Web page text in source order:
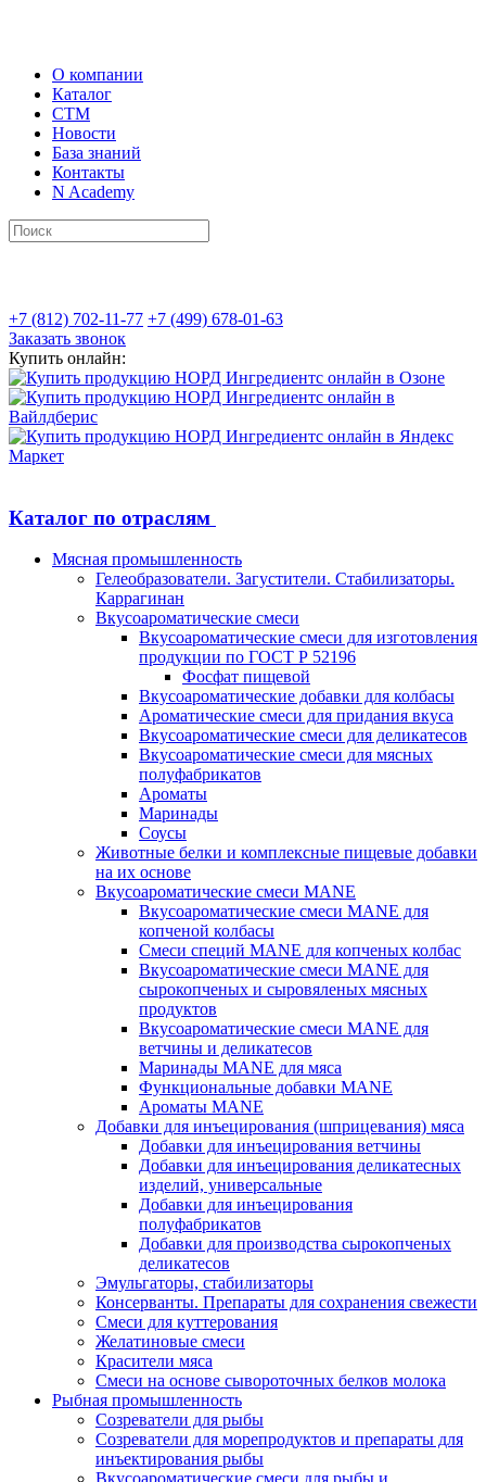
О компании
Каталог
СТМ
Новости
База знаний
Контакты
N Academy
+7 (812) 702-11-77 +7 (499) 678-01-63
Заказать звонок
Купить онлайн:
Каталог по отраслям
Мясная промышленность
Гелеобразователи. Загустители. Стабилизаторы.
Каррагинан
Вкусоароматические смеси
Вкусоароматические смеси для изготовления
продукции по ГОСТ Р 52196
Фосфат пищевой
Вкусоароматические добавки для колбасы
Ароматические смеси для придания вкуса
Вкусоароматические смеси для деликатесов
Вкусоароматические смеси для мясных
полуфабрикатов
Ароматы
Маринады
Соусы
Животные белки и комплексные пищевые добавки
на их основе
Вкусоароматические смеси MANE
Вкусоароматические смеси MANE для
копченой колбасы
Смеси специй MANE для копченых колбас
Вкусоароматические смеси MANE для
сырокопченых и сыровяленых мясных
продуктов
Вкусоароматические смеси MANE для
ветчины и деликатесов
Маринады MANE для мяса
Функциональные добавки MANE
Ароматы MANE
Добавки для инъецирования (шприцевания) мяса
Добавки для инъецирования ветчины
Добавки для инъецирования деликатесных
изделий, универсальные
Добавки для инъецирования
полуфабрикатов
Добавки для производства сырокопченых
деликатесов
Эмульгаторы, стабилизаторы
Консерванты. Препараты для сохранения свежести
Смеси для куттерования
Желатиновые смеси
Красители мяса
Смеси на основе сывороточных белков молока
Рыбная промышленность
Созреватели для рыбы
Созреватели для морепродуктов и препараты для
инъектирования рыбы